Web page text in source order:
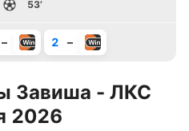
53’
– 2 –
Завиша - ЛКС
2026